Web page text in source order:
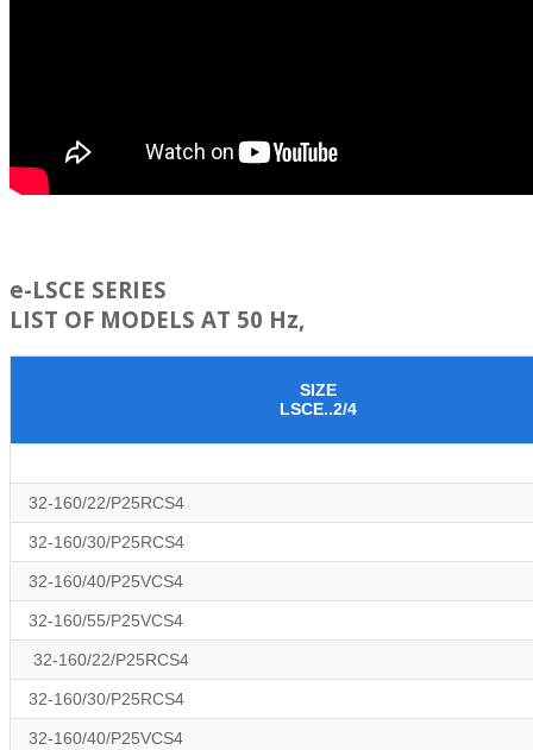
e-LSCE SERIES
LIST OF MODELS AT 50 Hz,
SIZE
LSCE..2/4
32-160/22/P25RCS4
32-160/30/P25RCS4
32-160/40/P25VCS4
32-160/55/P25VCS4
32-160/22/P25RCS4
32-160/30/P25RCS4
32-160/40/P25VCS4